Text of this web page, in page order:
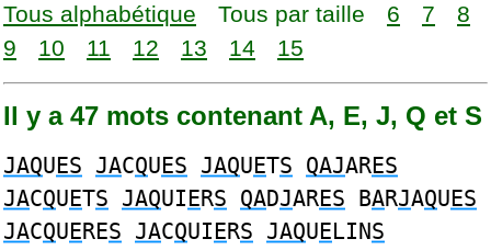
Tous alphabétique Tous par taille 6 7
8
9
10 11 12 13 14 15
Il y a 47 mots contenant A, E, J, Q et S
JAQUES JACQUES JAQUETS QAJARES
JACQUETS JAQUIERS QADJARES BARJAQUES
JACQUERES JACQUIERS JAQUELINS